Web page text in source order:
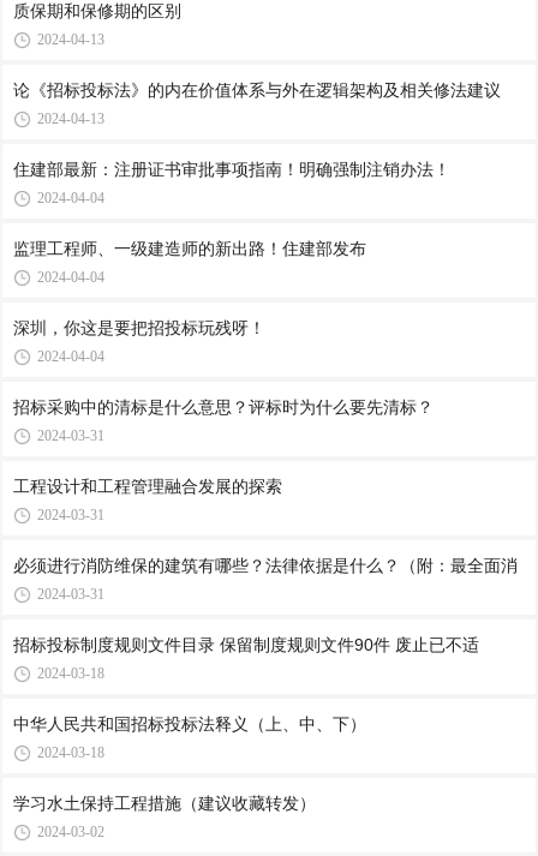
质保期和保修期的区别
2024-04-13
论《招标投标法》的内在价值体系与外在逻辑架构及相关修法建议
2024-04-13
住建部最新：注册证书审批事项指南！明确强制注销办法！
2024-04-04
监理工程师、一级建造师的新出路！住建部发布
2024-04-04
深圳，你这是要把招投标玩残呀！
2024-04-04
招标采购中的清标是什么意思？评标时为什么要先清标？
2024-03-31
工程设计和工程管理融合发展的探索
2024-03-31
必须进行消防维保的建筑有哪些？法律依据是什么？（附：最全面消
2024-03-31
招标投标制度规则文件目录 保留制度规则文件90件 废止已不适
2024-03-18
中华人民共和国招标投标法释义（上、中、下）
2024-03-18
学习水土保持工程措施（建议收藏转发）
2024-03-02